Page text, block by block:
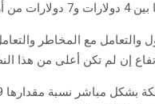
النفط.
والتعامل مع المخاطر
إن لم تكن أعلى من هذا